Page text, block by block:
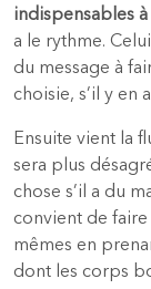
indispensables
a le rythme.
du message à
choisie, s’il y en
Ensuite vient la
sera plus
chose s’il a du
convient de
mêmes en
dont les corps